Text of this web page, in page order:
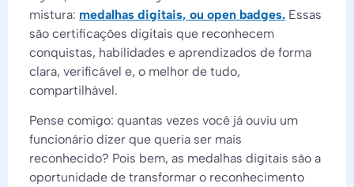
mistura: medalhas digitais, ou open badges. Essas
são certificações digitais que reconhecem
conquistas, habilidades e aprendizados de forma
clara, verificável e, o melhor de tudo,
compartilhável.
Pense comigo: quantas vezes você já ouviu um
funcionário dizer que queria ser mais
reconhecido? Pois bem, as medalhas digitais são a
oportunidade de transformar o reconhecimento